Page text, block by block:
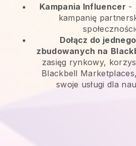
Kampania Influencer -
kampanię
Dołącz do
zbudowanych na
zasięg rynkowy,
Blackbell
swoje usługi dla